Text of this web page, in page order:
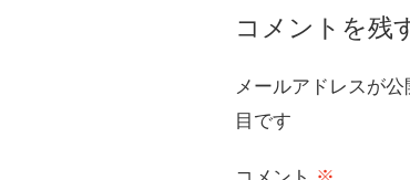
コメントを残
メールアドレスが公
目です